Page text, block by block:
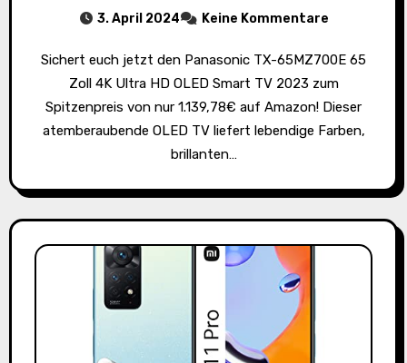
3. April 2024 Keine Kommentare
Sichert euch jetzt den Panasonic TX-65MZ700E 65
Zoll 4K Ultra HD OLED Smart TV 2023 zum
Spitzenpreis von nur 1.139,78€ auf Amazon! Dieser
atemberaubende OLED TV liefert lebendige Farben,
brillanten…